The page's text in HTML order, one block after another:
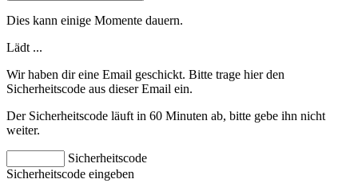
Dies kann einige Momente dauern.
Lädt ...
Wir haben dir eine Email geschickt. Bitte trage hier den
Sicherheitscode aus dieser Email ein.
Der Sicherheitscode läuft in 60 Minuten ab, bitte gebe ihn nicht
weiter.
Sicherheitscode
Sicherheitscode eingeben